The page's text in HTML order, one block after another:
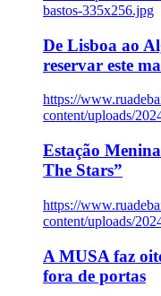
bastos-335x256.jpg
De Lisboa ao
reservar este
https://
content/uploads/
Estação
The Stars”
https://
content/uploads/
A MUSA faz
fora de portas